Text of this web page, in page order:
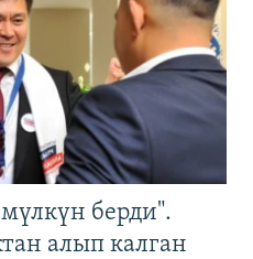
берди".
алып калган